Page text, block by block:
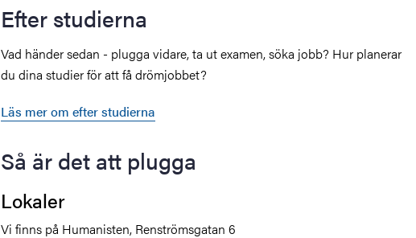
Efter studierna
Vad händer sedan - plugga vidare, ta ut examen, söka jobb? Hur planerar
du dina studier för att få drömjobbet?
Läs mer om efter studierna
Så är det att plugga
Lokaler
Vi finns på Humanisten, Renströmsgatan 6